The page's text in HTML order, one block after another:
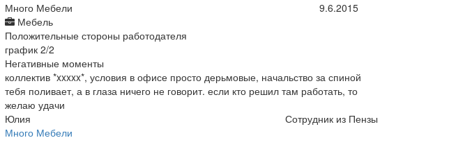
Много Мебели
Мебель
9.6.2015
Положительные стороны работодателя
график 2/2
Негативные моменты
коллектив *xxxxx*, условия в офисе просто дерьмовые, начальство за спиной
тебя поливает, а в глаза ничего не говорит. если кто решил там работать, то
желаю удачи
Юлия
Сотрудник из Пензы
Много Мебели